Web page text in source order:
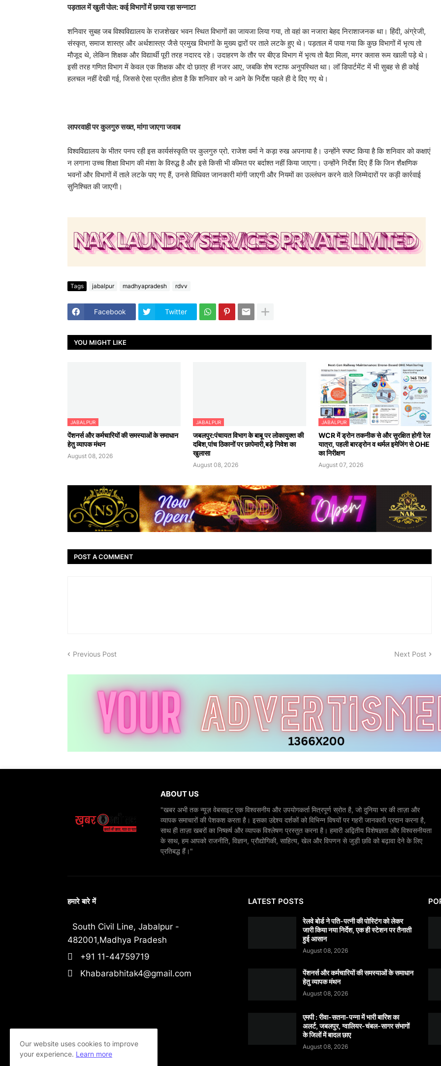
पड़ताल में खुली पोल: कई विभागों में छाया रहा सन्नाटा
​शनिवार सुबह जब विश्वविद्यालय के राजशेखर भवन स्थित विभागों का जायजा लिया गया, तो वहां का नजारा बेहद निराशाजनक था। हिंदी, अंग्रेजी,
संस्कृत, समाज शास्त्र और अर्थशास्त्र जैसे प्रमुख विभागों के मुख्य द्वारों पर ताले लटके हुए थे। पड़ताल में पाया गया कि कुछ विभागों में भृत्य तो
मौजूद थे, लेकिन शिक्षक और विद्यार्थी पूरी तरह नदारद रहे। उदाहरण के तौर पर बीएड विभाग में भृत्य तो बैठा मिला, मगर क्लास रूम खाली पड़े थे।
इसी तरह गणित विभाग में केवल एक शिक्षक और दो छात्र ही नजर आए, जबकि शेष स्टाफ अनुपस्थित था। लॉ डिपार्टमेंट में भी सुबह से ही कोई
हलचल नहीं देखी गई, जिससे ऐसा प्रतीत होता है कि शनिवार को न आने के निर्देश पहले ही दे दिए गए थे।
लापरवाही पर कुलगुरु सख्त, मांगा जाएगा जवाब
​विश्वविद्यालय के भीतर पनप रही इस कार्यसंस्कृति पर कुलगुरु प्रो. राजेश वर्मा ने कड़ा रुख अपनाया है। उन्होंने स्पष्ट किया है कि शनिवार को कक्षाएं
न लगाना उच्च शिक्षा विभाग की मंशा के विरुद्ध है और इसे किसी भी कीमत पर बर्दाश्त नहीं किया जाएगा। उन्होंने निर्देश दिए हैं कि जिन शैक्षणिक
भवनों और विभागों में ताले लटके पाए गए हैं, उनसे विधिवत जानकारी मांगी जाएगी और नियमों का उल्लंघन करने वाले जिम्मेदारों पर कड़ी कार्रवाई
सुनिश्चित की जाएगी।
Tags jabalpur madhyapradesh rdvv
Facebook Twitter
YOU MIGHT LIKE
JABALPUR
पेंशनर्स और कर्मचारियों की समस्याओं के समाधान
हेतु व्यापक मंथन
August 08, 2026
JABALPUR
जबलपुर:पंचायत विभाग के बाबू पर लोकायुक्त की
दबिश,पांच ठिकानों पर छापेमारी,बड़े निवेश का
खुलासा
August 08, 2026
JABALPUR
WCR में ड्रोन तकनीक से और सुरक्षित होगी रेल
यात्रा, पहली बारड्रोन व थर्मल इमेजिंग से OHE
का निरीक्षण
August 07, 2026
POST A COMMENT
Previous Post Next Post
ABOUT US
"खबर अभी तक न्यूज़ वेबसाइट एक विश्वसनीय और उपयोगकर्ता मित्रपूर्ण स्रोत है, जो दुनिया भर की ताज़ा और
व्यापक समाचारों की पेशकश करता है। इसका उद्देश्य दर्शकों को विभिन्न विषयों पर गहरी जानकारी प्रदान करना है,
साथ ही ताज़ा खबरों का निष्कर्ष और व्यापक विश्लेषण प्रस्तुत करना है। हमारी अद्वितीय विशेषज्ञता और विश्वसनीयता
के साथ, हम आपको राजनीति, विज्ञान, प्रौद्योगिकी, साहित्य, खेल और विपणन से जुड़ी छवि को बढ़ावा देने के लिए
प्रतिबद्ध हैं।"
हमारे बारे में
South Civil Line, Jabalpur -
482001,Madhya Pradesh
+91 11-44759719
Khabarabhitak4@gmail.com
LATEST POSTS
रेलवे बोर्ड ने पति-पत्नी की पोस्टिंग को लेकर
जारी किया नया निर्देश, एक ही स्टेशन पर तैनाती
हुई आसान
August 08, 2026
पेंशनर्स और कर्मचारियों की समस्याओं के समाधान
हेतु व्यापक मंथन
August 08, 2026
एमपी : रीवा-सतना-पन्ना में भारी बारिश का
अलर्ट, जबलपुर, ग्वालियर-चंबल-सागर संभागों
के जिलों में बादल छाए
August 08, 2026
Our website uses cookies to improve
your experience. Learn more